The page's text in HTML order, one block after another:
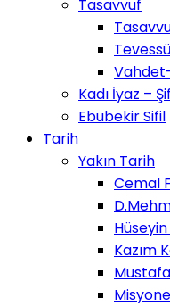
Tasavvuf
Kadı İyaz –
Ebubekir Sifil
Tarih
Yakın Tarih
Cemal
Kazım